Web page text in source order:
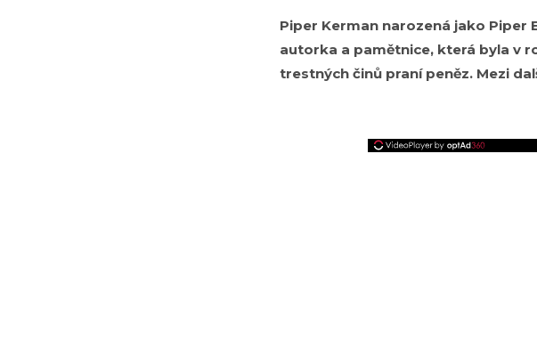
Piper Kerman narozená jako Piper
autorka a pamětnice, která byla v
trestných činů praní peněz. Mezi